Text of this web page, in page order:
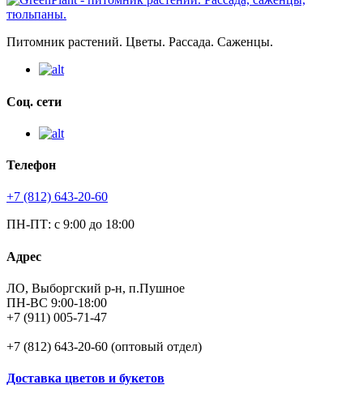
Питомник растений. Цветы. Рассада. Саженцы.
Соц. сети
Телефон
+7 (812) 643-20-60
ПН-ПТ: с 9:00 до 18:00
Адрес
ЛО, Выборгский р-н, п.Пушное
ПН-ВС 9:00-18:00
+7 (911) 005-71-47
+7 (812) 643-20-60 (оптовый отдел)
Доставка цветов и букетов